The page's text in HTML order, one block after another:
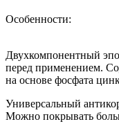
Особенности:
Двухкомпонентный
перед применением.
на основе фосфата
Универсальный
Можно покрывать